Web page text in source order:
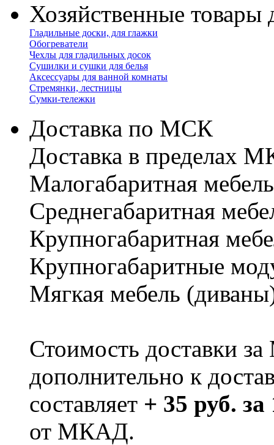
Хозяйственные товары
Гладильные доски, для глажки
Обогреватели
Чехлы для гладильных досок
Сушилки и сушки для белья
Аксессуары для ванной комнаты
Стремянки, лестницы
Сумки-тележки
Доставка по МСК
Доставка в пределах
Малогабаритная
Cреднегабаритная
Крупногабаритная
Крупногабаритные
Мягкая мебель
Стоимость доставки
дополнительно к
составляет + 35 руб.
от МКАД.